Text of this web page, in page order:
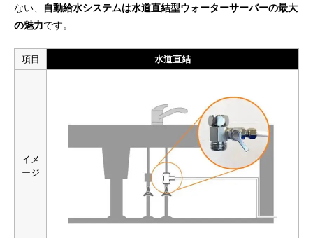
ない、
自動給水システムは水道直結型ウォーターサーバーの最大
の魅力です。
項目 水道直結
イメ
ージ